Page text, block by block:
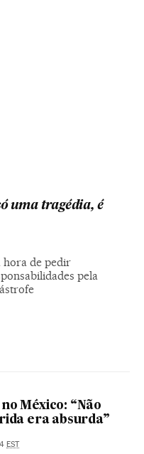
uma tragédia, é
hora de pedir
pela
México: “Não
era absurda”
EST